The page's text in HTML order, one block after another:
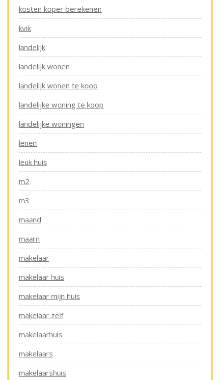
kosten koper berekenen
kvik
landelijk
landelijk wonen
landelijk wonen te koop
landelijke woning te koop
landelijke woningen
lenen
leuk huis
m2
m3
maand
maarn
makelaar
makelaar huis
makelaar mijn huis
makelaar zelf
makelaarhuis
makelaars
makelaarshuis